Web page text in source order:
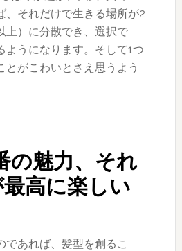
、それだけで生きる場所が2
上）に分散でき、選択で
ようになります。そして1つ
とがこわいとさえ思うよう
の魅力、それ
最高に楽しい
であれば、髪型を創るこ